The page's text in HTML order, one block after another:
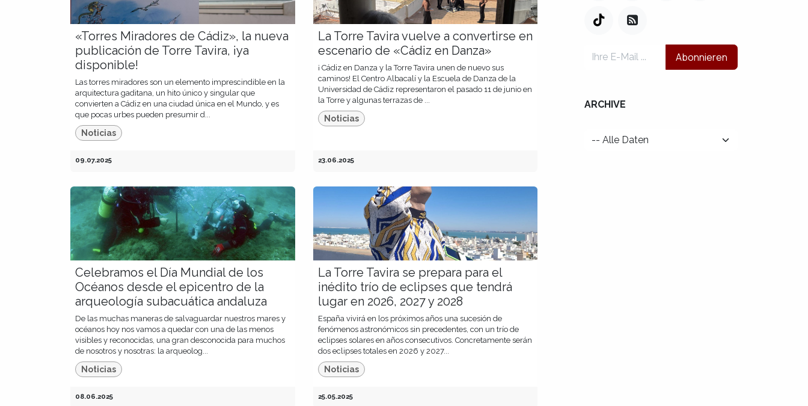
«Torres Miradores de Cádiz», la nueva
publicación de Torre Tavira, ¡ya
disponible!
Las torres miradores son un elemento imprescindible en la
arquitectura gaditana, un hito único y singular que
convierten a Cádiz en una ciudad única en el Mundo, y es
que pocas urbes pueden presumir d...
Noticias
09.07.2025
La Torre Tavira vuelve a convertirse en
escenario de «Cádiz en Danza»
¡ Cádiz en Danza y la Torre Tavira unen de nuevo sus
caminos! El Centro Albacalí y la Escuela de Danza de la
Universidad de Cádiz representaron el pasado 11 de junio en
la Torre y algunas terrazas de ...
Noticias
23.06.2025
Celebramos el Día Mundial de los
Océanos desde el epicentro de la
arqueología subacuática andaluza
De las muchas maneras de salvaguardar nuestros mares y
océanos hoy nos vamos a quedar con una de las menos
visibles y reconocidas, una gran desconocida para muchos
de nosotros y nosotras: la arqueolog...
Noticias
08.06.2025
La Torre Tavira se prepara para el
inédito trío de eclipses que tendrá
lugar en 2026, 2027 y 2028
España vivirá en los próximos años una sucesión de
fenómenos astronómicos sin precedentes, con un trío de
eclipses solares en años consecutivos. Concretamente serán
dos eclipses totales en 2026 y 2027...
Noticias
25.05.2025
Abonnieren
ARCHIVE